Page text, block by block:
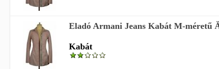
Eladó Armani Jeans Kabát M-méretű
Kabát